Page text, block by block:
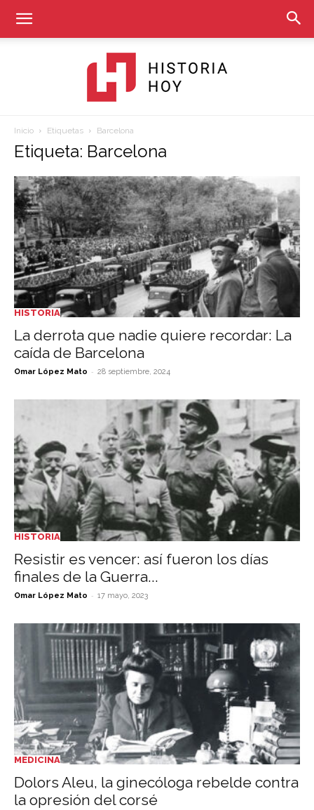
Hoy
Inicio Etiquetas Barcelona
Etiqueta: Barcelona
HISTORIA
La derrota que nadie quiere recordar: La
caída de Barcelona
Omar López Mato - 28 septiembre, 2024
HISTORIA
Resistir es vencer: así fueron los días
finales de la Guerra...
Omar López Mato - 17 mayo, 2023
MEDICINA
Dolors Aleu, la ginecóloga rebelde contra
la opresión del corsé